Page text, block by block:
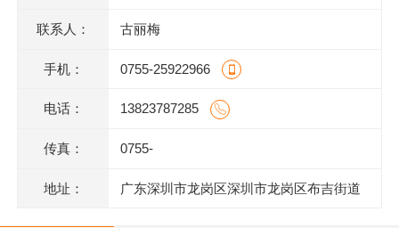
联系人： 古丽梅
手机： 0755-25922966
电话： 13823787285
传真： 0755-
地址： 广东深圳市龙岗区深圳市龙岗区布吉街道